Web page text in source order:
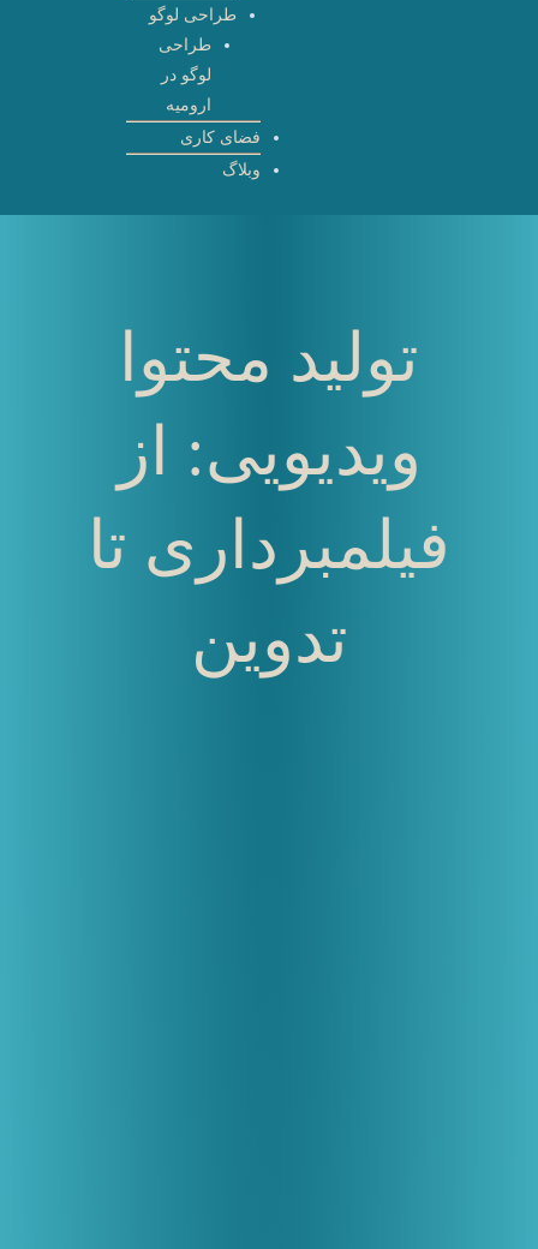
طراحی لوگو
طراحی
لوگو در
ارومیه
فضای کاری
وبلاگ
تولید محتوا
ویدیویی: از
فیلمبرداری تا
تدوین